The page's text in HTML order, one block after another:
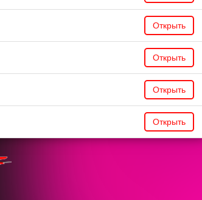
Открыть
Открыть
Открыть
Открыть